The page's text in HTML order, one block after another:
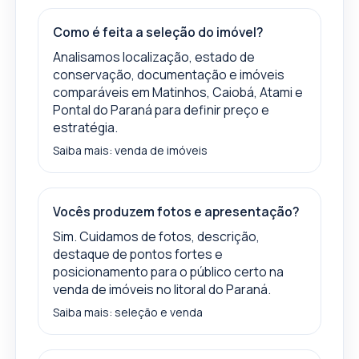
Como é feita a seleção do imóvel?
Analisamos localização, estado de
conservação, documentação e imóveis
comparáveis em Matinhos, Caiobá, Atami e
Pontal do Paraná para definir preço e
estratégia.
Saiba mais: venda de imóveis
Vocês produzem fotos e apresentação?
Sim. Cuidamos de fotos, descrição,
destaque de pontos fortes e
posicionamento para o público certo na
venda de imóveis no litoral do Paraná.
Saiba mais: seleção e venda